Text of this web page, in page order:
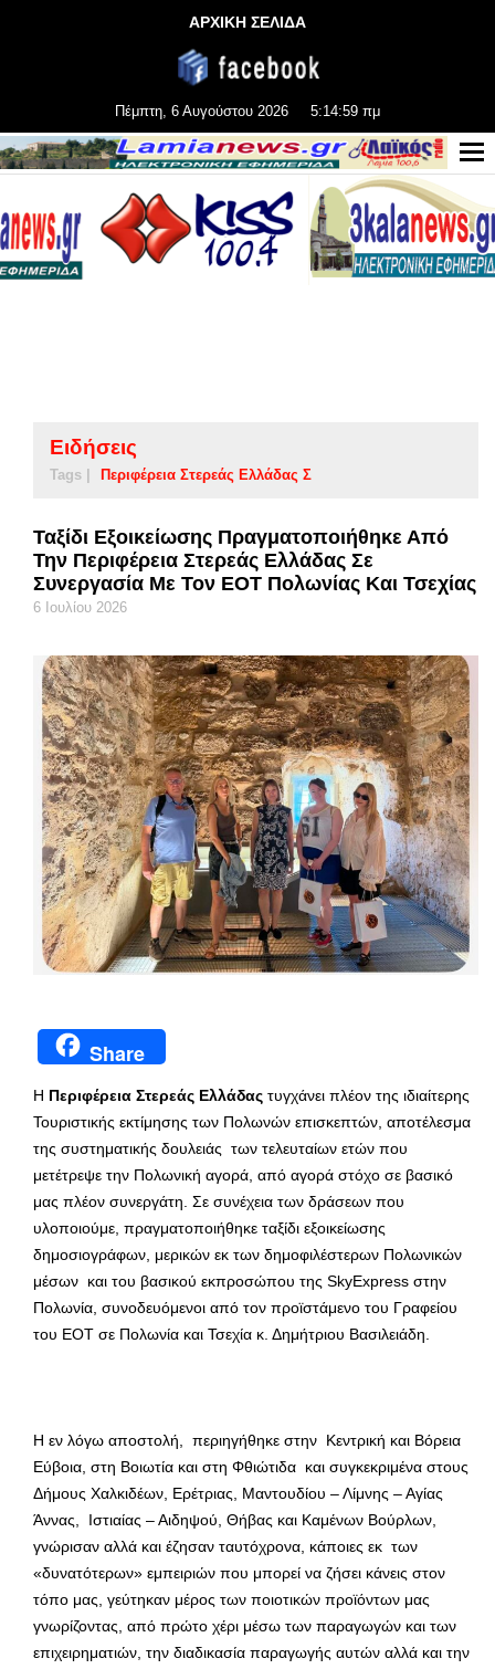
ΑΡΧΙΚΗ ΣΕΛΙΔΑ
Πέμπτη, 6 Αυγούστου 2026 5:15:00 πμ
Ειδήσεις
Tags | Περιφέρεια Στερεάς Ελλάδας Σ
Ταξίδι Εξοικείωσης Πραγματοποιήθηκε Από
Την Περιφέρεια Στερεάς Ελλάδας Σε
Συνεργασία Με Τον ΕΟΤ Πολωνίας Και Τσεχίας
6 Ιουλίου 2026
Share
Η Περιφέρεια Στερεάς Ελλάδας τυγχάνει πλέον της ιδιαίτερης
Τουριστικής εκτίμησης των Πολωνών επισκεπτών, αποτέλεσμα
της συστηματικής δουλειάς των τελευταίων ετών που
μετέτρεψε την Πολωνική αγορά, από αγορά στόχο σε βασικό
μας πλέον συνεργάτη. Σε συνέχεια των δράσεων που
υλοποιούμε, πραγματοποιήθηκε ταξίδι εξοικείωσης
δημοσιογράφων, μερικών εκ των δημοφιλέστερων Πολωνικών
μέσων και του βασικού εκπροσώπου της SkyExpress στην
Πολωνία, συνοδευόμενοι από τον προϊστάμενο του Γραφείου
του ΕΟΤ σε Πολωνία και Τσεχία κ. Δημήτριου Βασιλειάδη.
Η εν λόγω αποστολή, περιηγήθηκε στην Κεντρική και Βόρεια
Εύβοια, στη Βοιωτία και στη Φθιώτιδα και συγκεκριμένα στους
Δήμους Χαλκιδέων, Ερέτριας, Μαντουδίου – Λίμνης – Αγίας
Άννας, Ιστιαίας – Αιδηψού, Θήβας και Καμένων Βούρλων,
γνώρισαν αλλά και έζησαν ταυτόχρονα, κάποιες εκ των
«δυνατότερων» εμπειριών που μπορεί να ζήσει κάνεις στον
τόπο μας, γεύτηκαν μέρος των ποιοτικών προϊόντων μας
γνωρίζοντας, από πρώτο χέρι μέσω των παραγωγών και των
επιχειρηματιών, την διαδικασία παραγωγής αυτών αλλά και την